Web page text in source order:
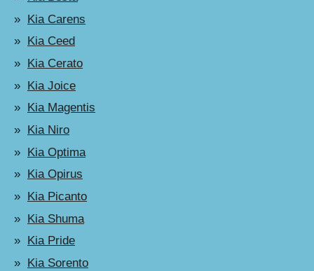
Kia Carens
Kia Ceed
Kia Cerato
Kia Joice
Kia Magentis
Kia Niro
Kia Optima
Kia Opirus
Kia Picanto
Kia Shuma
Kia Pride
Kia Sorento